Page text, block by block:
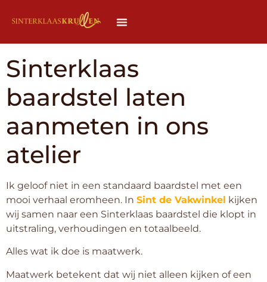
Sinterklaas
baardstel laten
aanmeten in ons
atelier
Ik geloof niet in een standaard baardstel met een
mooi verhaal eromheen. In Sint de Vakwinkel kijken
wij samen naar een Sinterklaas baardstel die klopt in
uitstraling, verhoudingen en totaalbeeld.
Alles wat ik doe is maatwerk.
Maatwerk betekent dat wij niet alleen kijken of een